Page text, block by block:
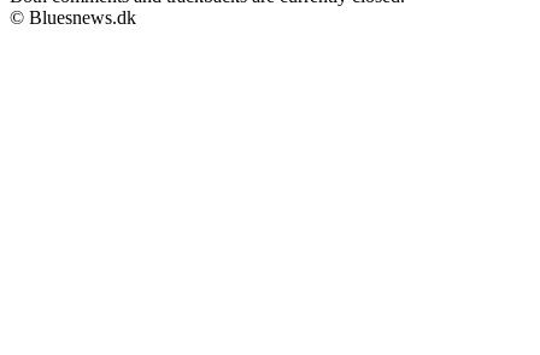
© Bluesnews.dk